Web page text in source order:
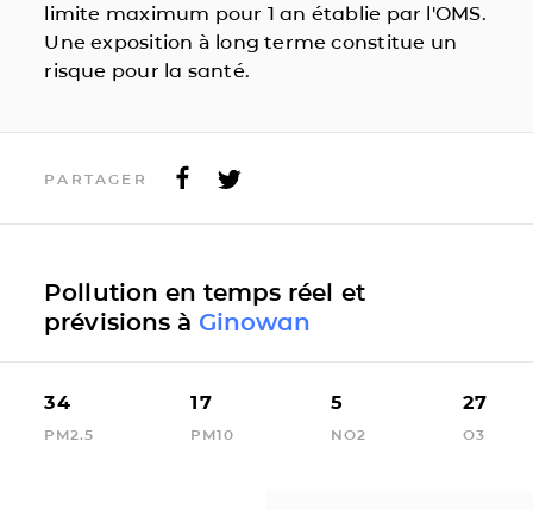
limite maximum pour 1 an établie par l'OMS.
Une exposition à long terme constitue un
risque pour la santé.
PARTAGER
Pollution en temps réel et
prévisions à Ginowan
34
PM2.5
17
PM10
5
NO2
27
O3